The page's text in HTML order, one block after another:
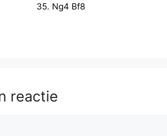
35. Ng4 Bf8
reactie